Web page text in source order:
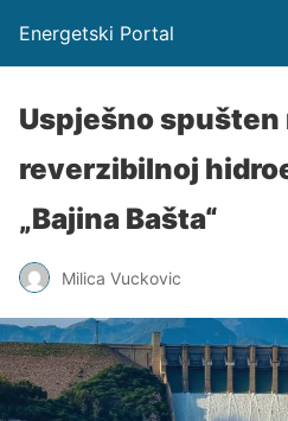
Energetski Portal
Uspješno spušten
reverzibilnoj
„Bajina Bašta“
Milica Vuckovic